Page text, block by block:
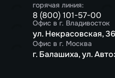
горячая линия:
8 (800) 101-57-00
Офис в г. Владивосток
ул. Некрасовская,
Офис в г. Москва
г. Балашиха, ул.